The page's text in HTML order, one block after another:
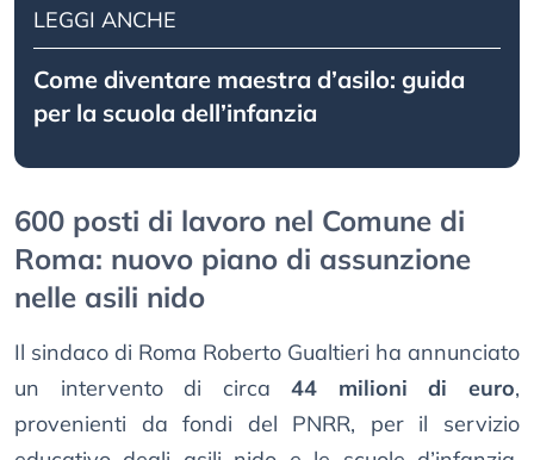
LEGGI ANCHE
Come diventare maestra d’asilo: guida
per la scuola dell’infanzia
600 posti di lavoro nel Comune di
Roma: nuovo piano di assunzione
nelle asili nido
Il sindaco di Roma Roberto Gualtieri ha annunciato
un intervento di circa44 milioni di euro,
provenienti da fondi del PNRR, per il servizio